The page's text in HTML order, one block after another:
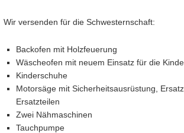
Wir versenden für die Schwesternschaft:
Backofen mit Holzfeuerung
Wäscheofen mit neuem Einsatz für die
Kinderschuhe
Motorsäge mit Sicherheitsausrüstung,
Ersatzteilen
Zwei Nähmaschinen
Tauchpumpe